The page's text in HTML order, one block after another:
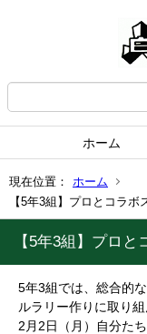
ホーム
現在位置：
ホーム
【5年3組】プロとコラボ
【5年3組】プロ
5年3組では、総合的
ルラリー作りに取り組
2月2日（月）自分た